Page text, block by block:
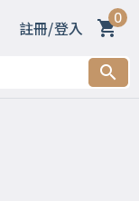
註冊/登入 0